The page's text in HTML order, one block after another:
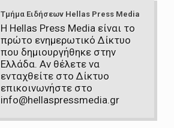
Τμήμα Ειδήσεων Hellas Press Media
Η Hellas Press Media είναι το
πρώτο ενημερωτικό Δίκτυο
που δημιουργήθηκε στην
Ελλάδα. Αν θέλετε να
ενταχθείτε στο Δίκτυο
επικοινωνήστε στο
info@hellaspressmedia.gr